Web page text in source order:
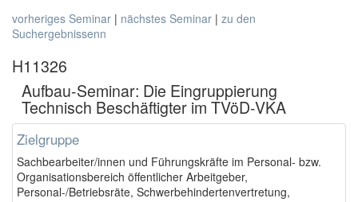
vorheriges Seminar | nächstes Seminar | zu den
Suchergebnissenn
H11326
Aufbau-Seminar: Die Eingruppierung
Technisch Beschäftigter im TVöD-VKA
Zielgruppe
Sachbearbeiter/innen und Führungskräfte im Personal- bzw.
Organisationsbereich öffentlicher Arbeitgeber,
Personal-/Betriebsräte, Schwerbehindertenvertretung,